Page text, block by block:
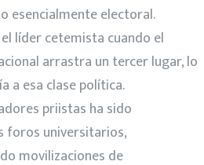
esencialmente electoral.
líder cetemista cuando el
arrastra un tercer lugar, lo
a esa clase política.
priistas ha sido
foros universitarios,
movilizaciones de